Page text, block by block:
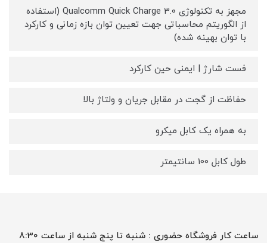
مجهز به تکنولوژی Qualcomm Quick Charge 3.0 (استفاده
از الگوریتم محاسباتی جهت تعیین توان بازه زمانی و کارکرد
با توان بهینه شده)
فست شارژ | ایمنی حین کارکرد
حفاظت از گجت در مقابل جریان و ولتاژ بالا
به همراه یک کابل میکرو
طول کابل 100 سانتیمتر
ساعت کار فروشگاه حضوری : شنبه تا پنج شنبه از ساعت 8:30